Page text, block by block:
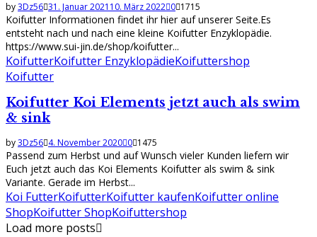
by3Dz56 31. Januar 2021 10. März 2022 0 1715
Koifutter Informationen findet ihr hier auf unserer Seite.Es
entsteht nach und nach eine kleine Koifutter Enzyklopädie.
https://www.sui-jin.de/shop/koifutter...
KoifutterKoifutter EnzyklopädieKoifuttershop
Koifutter
Koifutter Koi Elements jetzt auch als swim
& sink
by3Dz56 4. November 2020 0 1475
Passend zum Herbst und auf Wunsch vieler Kunden liefern wir
Euch jetzt auch das Koi Elements Koifutter als swim & sink
Variante. Gerade im Herbst...
Koi FutterKoifutterKoifutter kaufenKoifutter online
ShopKoifutter ShopKoifuttershop
Load more posts